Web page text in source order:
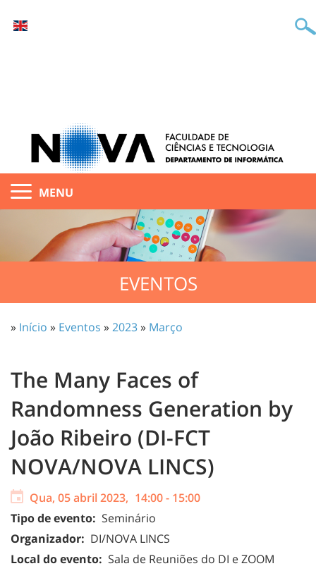
MENU
EVENTOS
» Início » Eventos »2023» Março
The Many Faces of
Randomness Generation by
João Ribeiro (DI-FCT
NOVA/NOVA LINCS)
Qua, 05 abril 2023, 14:00- 15:00
Tipo de evento: Seminário
Organizador: DI/NOVA LINCS
Local do evento: Sala de Reuniões do DI e ZOOM